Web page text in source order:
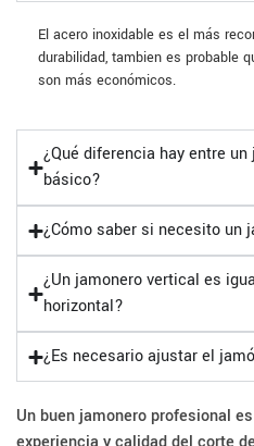
El acero inoxidable es el más
durabilidad, tambien es probable
son más económicos.
¿Qué diferencia hay entre
básico?
¿Cómo saber si necesito un
¿Un jamonero vertical es
horizontal?
¿Es necesario ajustar el
Un buen jamonero profesional